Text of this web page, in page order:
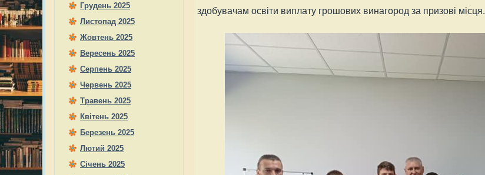
Грудень 2025
Листопад 2025
Жовтень 2025
Вересень 2025
Серпень 2025
Червень 2025
Травень 2025
Квітень 2025
Березень 2025
Лютий 2025
Січень 2025
здобувачам освіти виплату грошових винагород за призові місця.